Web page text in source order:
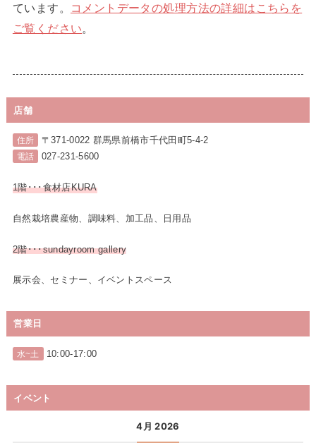
ています。
コメントデータの処理方法の詳細はこちらを
ご覧ください。
店舗
住所 〒371-0022 群馬県前橋市千代田町5-4-2
電話 027-231-5600
1階･･･食材店KURA
自然栽培農産物、調味料、加工品、日用品
2階･･･sundayroom gallery
展示会、セミナー、イベントスペース
営業日
水~土 10:00-17:00
イベント
4月 2026